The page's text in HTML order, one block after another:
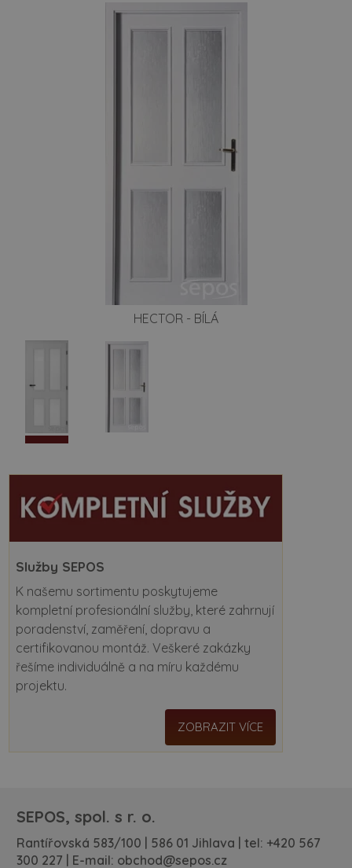
HECTOR - BÍLÁ
Služby SEPOS
K našemu sortimentu poskytujeme
kompletní profesionální služby, které zahrnují
poradenství, zaměření, dopravu a
certifikovanou montáž. Veškeré zakázky
řešíme individuálně a na míru každému
projektu.
ZOBRAZIT VÍCE
SEPOS, spol. s r. o.
Rantířovská 583/100 | 586 01 Jihlava | tel: +420 567
300 227 | E-mail: obchod@sepos.cz